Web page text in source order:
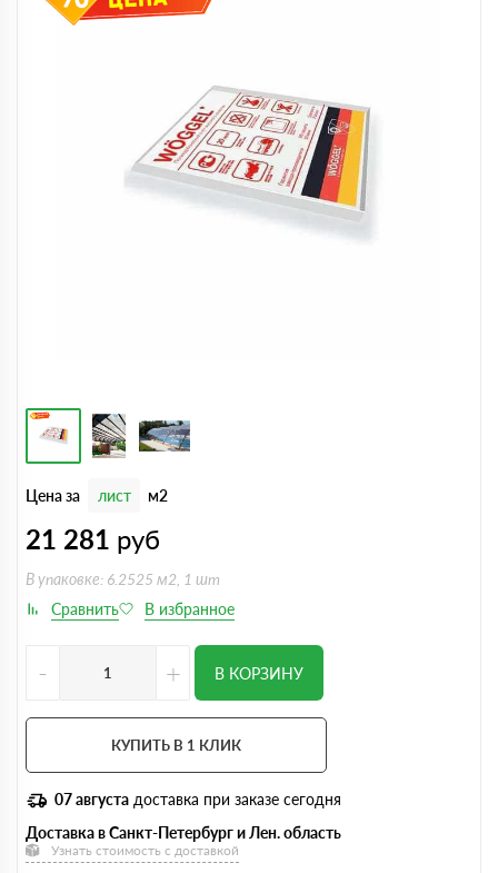
Цена за лист м2
21 281 руб
В упаковке: 6.2525 м2, 1 шт
- + В КОРЗИНУ
КУПИТЬ В 1 КЛИК
07 августа доставка при заказе сегодня
Доставка в Санкт-Петербург и Лен. область
Узнать стоимость с доставкой